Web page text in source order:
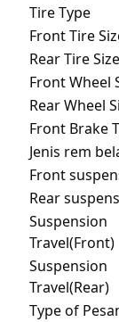
Tire Type
Front Tire
Rear Tire Size
Front Wheel
Rear Wheel
Front Brake
Jenis rem
Front
Rear
Suspension
Travel(Front)
Suspension
Travel(Rear)
Type of